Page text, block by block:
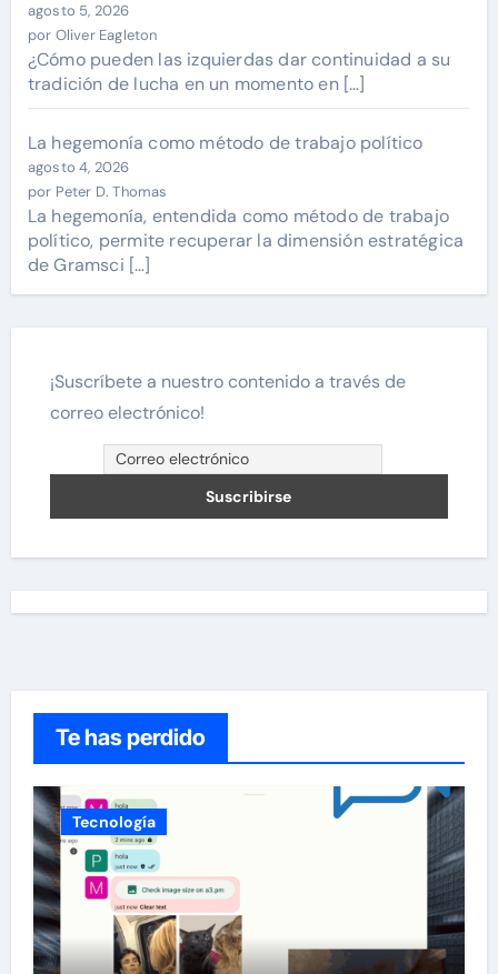
agosto 5, 2026
por Oliver Eagleton
¿Cómo pueden las izquierdas dar continuidad a su
tradición de lucha en un momento en […]
La hegemonía como método de trabajo político
agosto 4, 2026
por Peter D. Thomas
La hegemonía, entendida como método de trabajo
político, permite recuperar la dimensión estratégica
de Gramsci […]
¡Suscríbete a nuestro contenido a través de
correo electrónico!
Te has perdido
Tecnología